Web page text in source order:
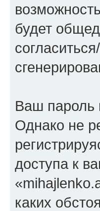
будет
Ваш пароль
Однако не
доступа к
каких